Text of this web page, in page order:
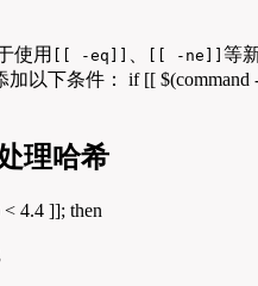
使用 [[ -eq]] 、 [[ -ne]] 等
以下条件： if [[ $(command
理哈希
4.4 ]]; then